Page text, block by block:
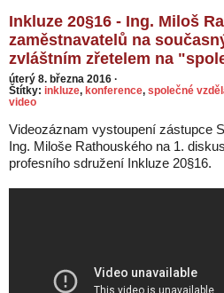
Inkluze 20§16 - Ing. Miloš
zaměstnavatelů na
zvláštním zřetelem na
úterý 8. března 2016 ·
Štítky: inkluze, konference, společné
video
Videozáznam vystoupení zástupce
Ing. Miloše Rathouského na 1.
profesního sdružení Inkluze 20§16.